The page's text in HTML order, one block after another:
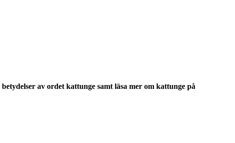
betydelser av ordet kattunge samt läsa mer om kattunge på